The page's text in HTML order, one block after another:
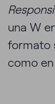
una W
formato
como